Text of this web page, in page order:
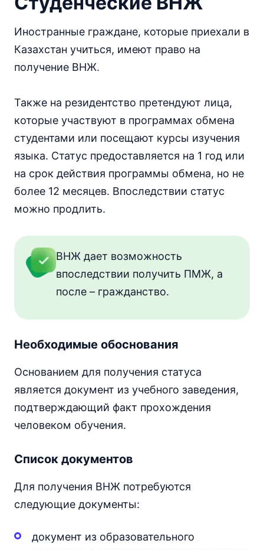
Иностранные граждане, которые приехали в
Казахстан учиться, имеют право на
получение ВНЖ.
Также на резидентство претендуют лица,
которые участвуют в программах обмена
студентами или посещают курсы изучения
языка. Статус предоставляется на 1 год или
на срок действия программы обмена, но не
более 12 месяцев. Впоследствии статус
можно продлить.
ВНЖ дает возможность
впоследствии получить ПМЖ, а
после – гражданство.
Необходимые обоснования
Основанием для получения статуса
является документ из учебного заведения,
подтверждающий факт прохождения
человеком обучения.
Список документов
Для получения ВНЖ потребуются
следующие документы:
документ из образовательного